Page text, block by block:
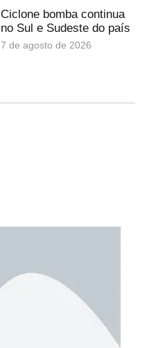
Ciclone bomba continua
no Sul e Sudeste do país
7 de agosto de 2026